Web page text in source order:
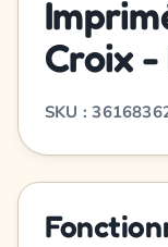
Croix -
SKU :